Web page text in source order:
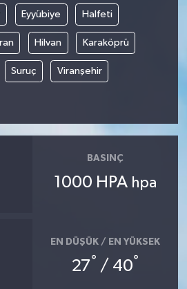
Eyyübiye Halfeti
Hilvan Karaköprü
Suruç Viranşehir
BASINÇ
1000 HPA hpa
EN DÜŞÜK / EN YÜKSEK
27° / 40°